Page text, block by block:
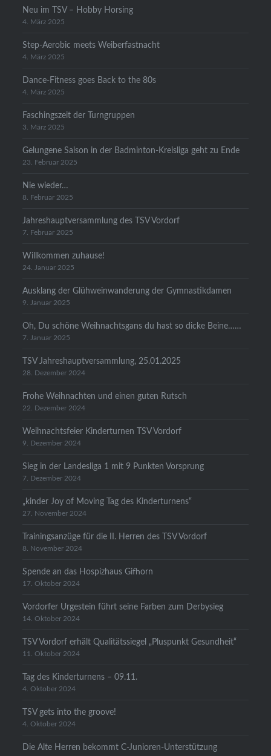
Neu im TSV – Hobby Horsing
4. März 2025
Step-Aerobic meets Weiberfastnacht
4. März 2025
Dance-Fitness goes Back to the 80s
4. März 2025
Faschingszeit der Turngruppen
3. März 2025
Gelungene Saison in der Badminton-Kreisliga geht zu Ende
23. Februar 2025
Nie wieder…
8. Februar 2025
Jahreshauptversammlung des TSV Vordorf
7. Februar 2025
Willkommen zuhause!
24. Januar 2025
Ausklang der Glühweinwanderung der Gymnastikdamen
9. Januar 2025
Oh, Du schöne Weihnachtsgans du hast so dicke Beine……
7. Januar 2025
TSV Jahreshauptversammlung, 25.01.2025
28. Dezember 2024
Frohe Weihnachten und einen guten Rutsch
22. Dezember 2024
Weihnachtsfeier Kinderturnen TSV Vordorf
9. Dezember 2024
Sieg in der Landesliga 1 mit 9 Punkten Vorsprung
7. Dezember 2024
„kinder Joy of Moving Tag des Kinderturnens“
27. November 2024
Trainingsanzüge für die II. Herren des TSV Vordorf
8. November 2024
Spende an das Hospizhaus Gifhorn
17. Oktober 2024
Vordorfer Urgestein führt seine Farben zum Derbysieg
14. Oktober 2024
TSV Vordorf erhält Qualitätssiegel „Pluspunkt Gesundheit“
11. Oktober 2024
Tag des Kinderturnens – 09.11.
4. Oktober 2024
TSV gets into the groove!
4. Oktober 2024
Die Alte Herren bekommt C-Junioren-Unterstützung